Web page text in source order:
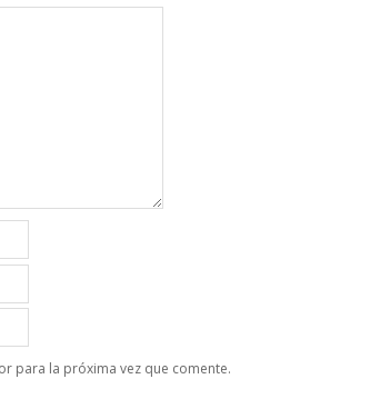
para la próxima vez que comente.